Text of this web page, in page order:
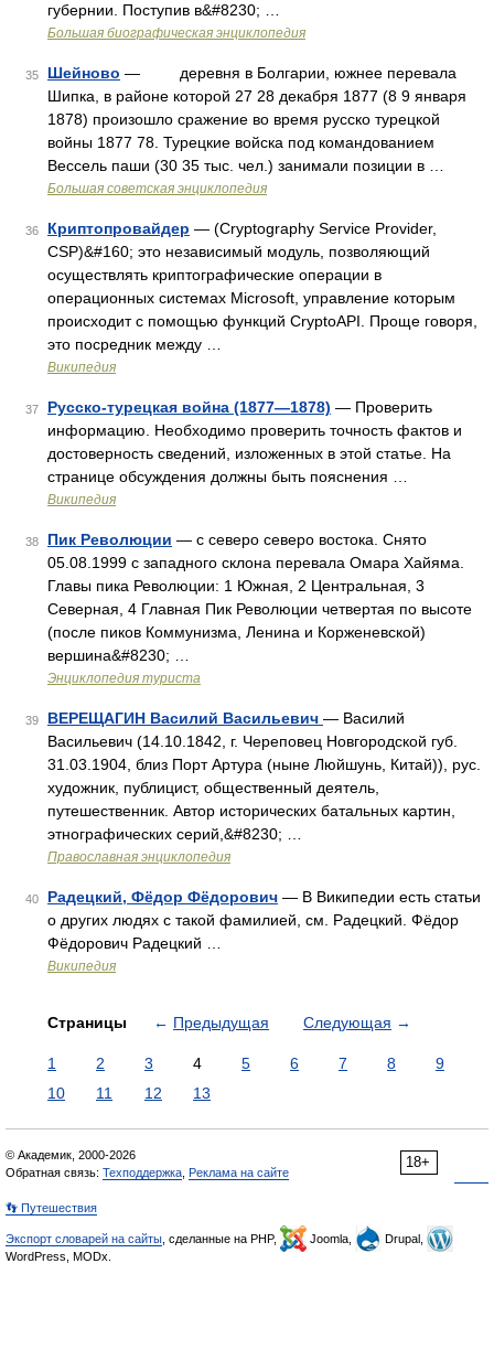
губернии. Поступив в&#8230; …
Большая биографическая энциклопедия
35 Шейново — деревня в Болгарии, южнее перевала
Шипка, в районе которой 27 28 декабря 1877 (8 9 января
1878) произошло сражение во время русско турецкой
войны 1877 78. Турецкие войска под командованием
Вессель паши (30 35 тыс. чел.) занимали позиции в …
Большая советская энциклопедия
36 Криптопровайдер — (Cryptography Service Provider,
CSP)&#160; это независимый модуль, позволяющий
осуществлять криптографические операции в
операционных системах Microsoft, управление которым
происходит с помощью функций CryptoAPI. Проще говоря,
это посредник между …
Википедия
37 Русско-турецкая война (1877—1878) — Проверить
информацию. Необходимо проверить точность фактов и
достоверность сведений, изложенных в этой статье. На
странице обсуждения должны быть пояснения …
Википедия
38 Пик Революции — с северо северо востока. Снято
05.08.1999 с западного склона перевала Омара Хайяма.
Главы пика Революции: 1 Южная, 2 Центральная, 3
Северная, 4 Главная Пик Революции четвертая по высоте
(после пиков Коммунизма, Ленина и Корженевской)
вершина&#8230; …
Энциклопедия туриста
39 ВЕРЕЩАГИН Василий Васильевич — Василий
Васильевич (14.10.1842, г. Череповец Новгородской губ.
31.03.1904, близ Порт Артура (ныне Люйшунь, Китай)), рус.
художник, публицист, общественный деятель,
путешественник. Автор исторических батальных картин,
этнографических серий,&#8230; …
Православная энциклопедия
40 Радецкий, Фёдор Фёдорович — В Википедии есть статьи
о других людях с такой фамилией, см. Радецкий. Фёдор
Фёдорович Радецкий …
Википедия
Страницы ← Предыдущая Следующая →
1 2 3 4 5 6 7 8
9
10
11 12 13
18+
© Академик, 2000-2026
Обратная связь: Техподдержка Реклама на сайте
👣 Путешествия
Экспорт словарей на сайты , сделанные на PHP, Joomla,
Drupal,
WordPress, MODx.